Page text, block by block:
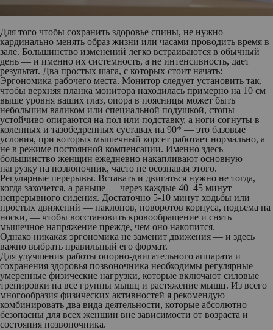
Для того чтобы сохранить здоровье спины, не нужно
кардинально менять образ жизни или часами проводить время в
зале. Большинство изменений легко встраиваются в обычный
день — и именно их системность, а не интенсивность, дает
результат. Два простых шага, с которых стоит начать:
Эргономика рабочего места. Монитор следует установить так,
чтобы верхняя планка монитора находилась примерно на 10 см
выше уровня ваших глаз, опора в поясницы может быть
небольшим валиком или специальной подушкой, стопы
устойчиво опираются на пол или подставку, а ноги согнуты в
коленных и тазобедренных суставах на 90* — это базовые
условия, при которых мышечный корсет работает нормально, а
не в режиме постоянной компенсации. Именно здесь
большинство женщин ежедневно накапливают основную
нагрузку на позвоночник, часто не осознавая этого.
Регулярные перерывы. Вставать и двигаться нужно не тогда,
когда захочется, а раньше — через каждые 40–45 минут
непрерывного сидения. Достаточно 5-10 минут ходьбы или
простых движений — наклонов, поворотов корпуса, подъема на
носки, — чтобы восстановить кровообращение и снять
мышечное напряжение прежде, чем оно накопится.
Однако никакая эргономика не заменит движения — и здесь
важно выбрать правильный его формат.
Для улучшения работы опорно-двигательного аппарата и
сохранения здоровья позвоночника необходимы регулярные
умеренные физические нагрузки, которые включают силовые
тренировки на все группы мышц и растяжение мышц. Из всего
многообразия физических активностей я рекомендую
комбинировать два вида деятельности, которые абсолютно
безопасны для всех женщин вне зависимости от возраста и
состояния позвоночника.